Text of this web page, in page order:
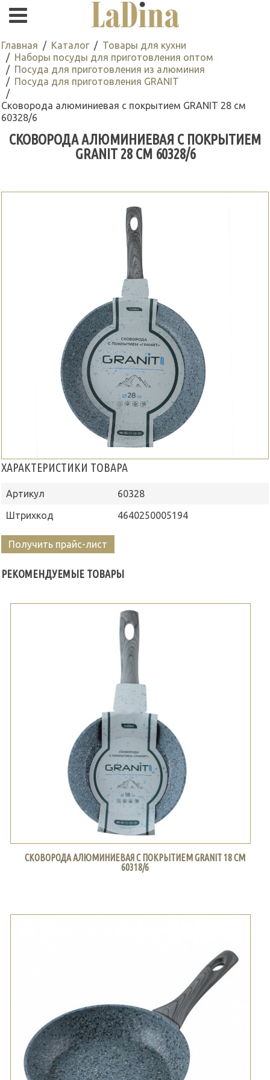
Главная Каталог
Товары для кухни
Наборы посуды для приготовления оптом
Посуда для приготовления из алюминия
Посуда для приготовления GRANIT
Сковорода алюминиевая с покрытием GRANIT 28 см
60328/6
СКОВОРОДА АЛЮМИНИЕВАЯ С ПОКРЫТИЕМ
GRANIT 28 СМ 60328/6
ХАРАКТЕРИСТИКИ ТОВАРА
Артикул
60328
Штрихкод
4640250005194
Получить прайс-лист
РЕКОМЕНДУЕМЫЕ ТОВАРЫ
СКОВОРОДА АЛЮМИНИЕВАЯ С ПОКРЫТИЕМ GRANIT 18 СМ
60318/6